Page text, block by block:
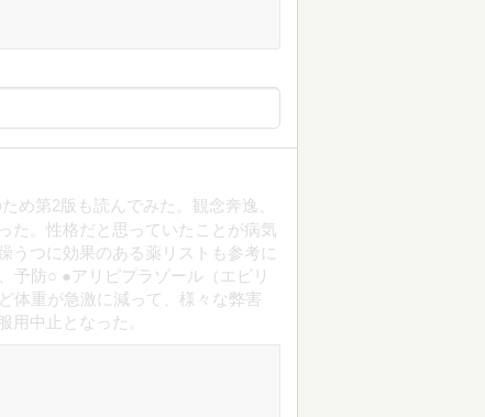
め第2版も読んでみた。観念奔逸、
た。性格だと思っていたことが病気
うつに効果のある薬リストも参考に
予防○ ●アリピプラゾール（エビリ
体重が急激に減って、様々な弊害
用中止となった。